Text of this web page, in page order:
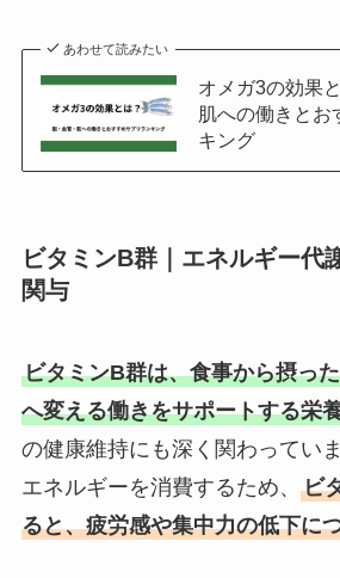
あわせて読みたい
オメガ3の効果
肌への働きとお
キング
ビタミンB群｜エネルギー代
関与
ビタミンB群は、食事から摂っ
へ変える働きをサポートする栄
の健康維持にも深く関わってい
エネルギーを消費するため、 ビ
ると、疲労感や集中力の低下に